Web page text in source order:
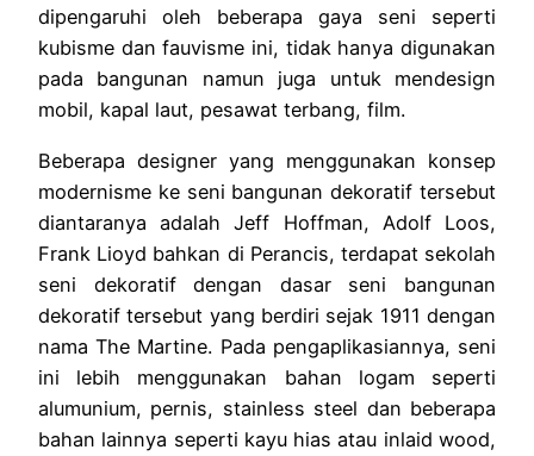
dipengaruhi oleh beberapa gaya seni seperti
kubisme dan fauvisme ini, tidak hanya digunakan
pada bangunan namun juga untuk mendesign
mobil, kapal laut, pesawat terbang, film.
Beberapa designer yang menggunakan konsep
modernisme ke seni bangunan dekoratif tersebut
diantaranya adalah Jeff Hoffman, Adolf Loos,
Frank Lioyd bahkan di Perancis, terdapat sekolah
seni dekoratif dengan dasar seni bangunan
dekoratif tersebut yang berdiri sejak 1911 dengan
nama The Martine. Pada pengaplikasiannya, seni
ini lebih menggunakan bahan logam seperti
alumunium, pernis, stainless steel dan beberapa
bahan lainnya seperti kayu hias atau inlaid wood,